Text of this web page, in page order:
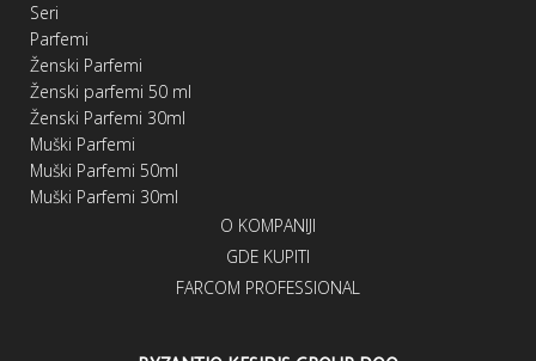
Seri
Parfemi
Ženski Parfemi
Ženski parfemi 50 ml
Ženski Parfemi 30ml
Muški Parfemi
Muški Parfemi 50ml
Muški Parfemi 30ml
O KOMPANIJI
GDE KUPITI
FARCOM PROFESSIONAL